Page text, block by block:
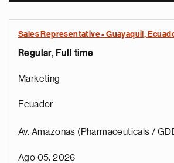
Sales Representative - Guayaquil,
Regular, Full time
Marketing
Ecuador
Av. Amazonas (Pharmaceuticals /
Ago 05, 2026